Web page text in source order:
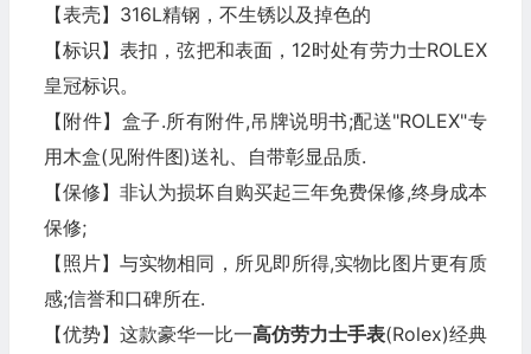
【表壳】316L精钢，不生锈以及掉色的
【标识】表扣，弦把和表面，12时处有劳力士ROLEX
皇冠标识。
【附件】盒子.所有附件,吊牌说明书;配送"ROLEX"专
用木盒(见附件图)送礼、自带彰显品质.
【保修】非认为损坏自购买起三年免费保修,终身成本
保修;
【照片】与实物相同，所见即所得,实物比图片更有质
感;信誉和口碑所在.
【优势】这款豪华一比一高仿劳力士手表(Rolex)经典